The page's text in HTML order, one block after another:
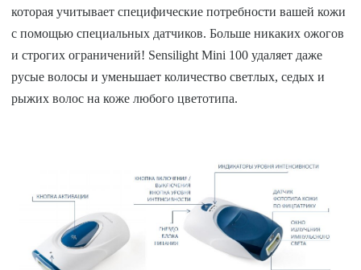
которая учитывает специфические потребности вашей кожи
с помощью специальных датчиков. Больше никаких ожогов
и строгих ограничений! Sensilight Mini 100 удаляет даже
русые волосы и уменьшает количество светлых, седых и
рыжих волос на коже любого цветотипа.